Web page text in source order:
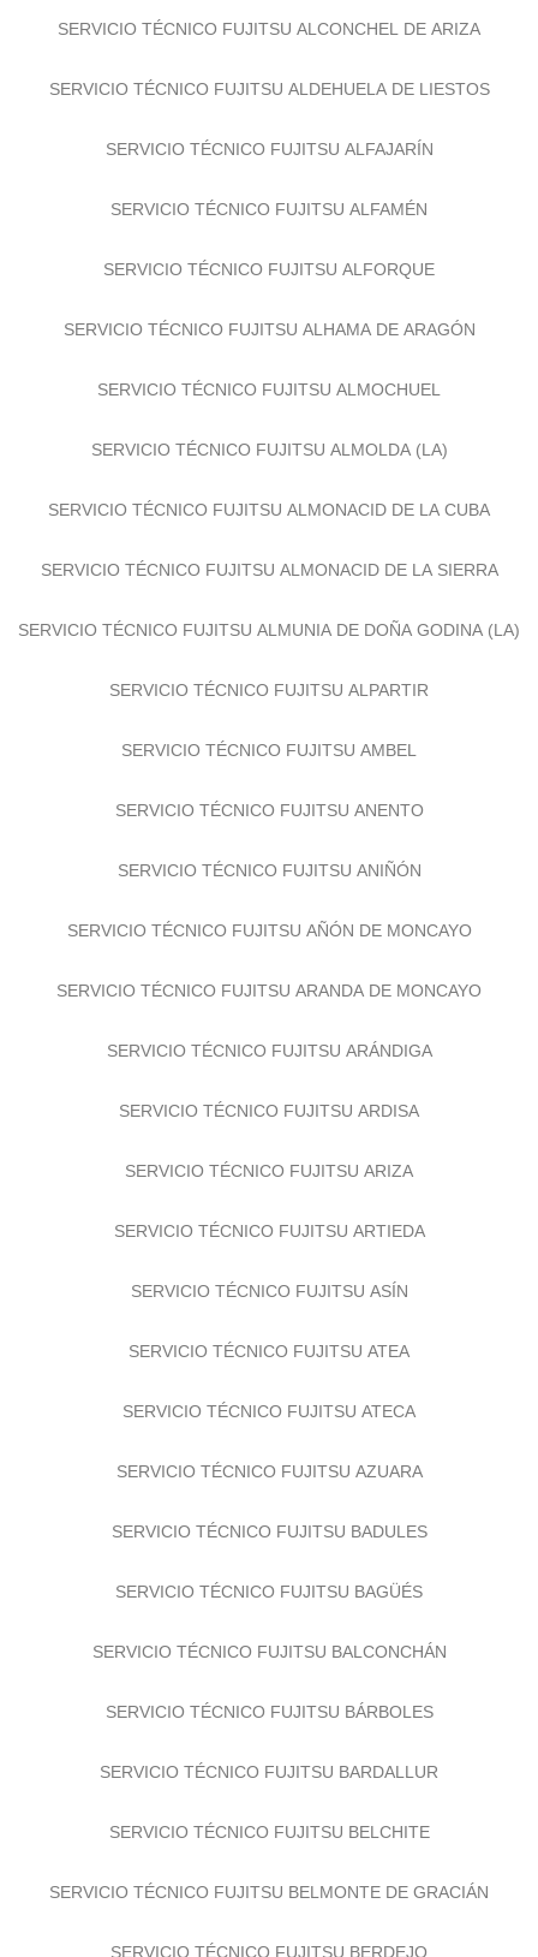
SERVICIO TÉCNICO FUJITSU ALCONCHEL DE ARIZA
SERVICIO TÉCNICO FUJITSU ALDEHUELA DE LIESTOS
SERVICIO TÉCNICO FUJITSU ALFAJARÍN
SERVICIO TÉCNICO FUJITSU ALFAMÉN
SERVICIO TÉCNICO FUJITSU ALFORQUE
SERVICIO TÉCNICO FUJITSU ALHAMA DE ARAGÓN
SERVICIO TÉCNICO FUJITSU ALMOCHUEL
SERVICIO TÉCNICO FUJITSU ALMOLDA (LA)
SERVICIO TÉCNICO FUJITSU ALMONACID DE LA CUBA
SERVICIO TÉCNICO FUJITSU ALMONACID DE LA SIERRA
SERVICIO TÉCNICO FUJITSU ALMUNIA DE DOÑA GODINA (LA)
SERVICIO TÉCNICO FUJITSU ALPARTIR
SERVICIO TÉCNICO FUJITSU AMBEL
SERVICIO TÉCNICO FUJITSU ANENTO
SERVICIO TÉCNICO FUJITSU ANIÑÓN
SERVICIO TÉCNICO FUJITSU AÑÓN DE MONCAYO
SERVICIO TÉCNICO FUJITSU ARANDA DE MONCAYO
SERVICIO TÉCNICO FUJITSU ARÁNDIGA
SERVICIO TÉCNICO FUJITSU ARDISA
SERVICIO TÉCNICO FUJITSU ARIZA
SERVICIO TÉCNICO FUJITSU ARTIEDA
SERVICIO TÉCNICO FUJITSU ASÍN
SERVICIO TÉCNICO FUJITSU ATEA
SERVICIO TÉCNICO FUJITSU ATECA
SERVICIO TÉCNICO FUJITSU AZUARA
SERVICIO TÉCNICO FUJITSU BADULES
SERVICIO TÉCNICO FUJITSU BAGÜÉS
SERVICIO TÉCNICO FUJITSU BALCONCHÁN
SERVICIO TÉCNICO FUJITSU BÁRBOLES
SERVICIO TÉCNICO FUJITSU BARDALLUR
SERVICIO TÉCNICO FUJITSU BELCHITE
SERVICIO TÉCNICO FUJITSU BELMONTE DE GRACIÁN
SERVICIO TÉCNICO FUJITSU BERDEJO